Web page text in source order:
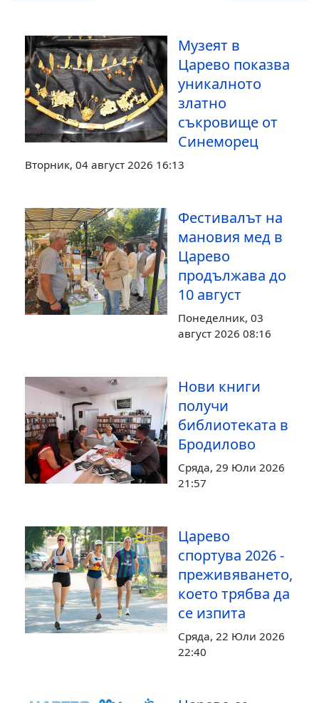
Музеят в
Царево показва
уникалното
златно
съкровище от
Синеморец
Вторник, 04 август 2026 16:13
Фестивалът на
мановия мед в
Царево
продължава до
10 август
Понеделник, 03
август 2026 08:16
Нови книги
получи
библиотеката в
Бродилово
Сряда, 29 Юли 2026
21:57
Царево
спортува 2026 -
преживяването,
което трябва да
се изпита
Сряда, 22 Юли 2026
22:40